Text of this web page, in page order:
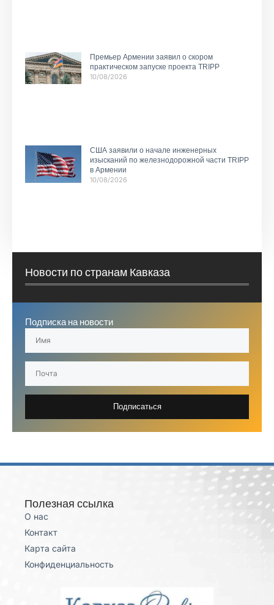
Премьер Армении заявил о скором
практическом запуске проекта TRIPP
10/08/2026
США заявили о начале инженерных
изысканий по железнодорожной части TRIPP
в Армении
10/08/2026
Новости по странам Кавказа
Подписка на новости
Подписаться
Полезная ссылка
О нас
Контакт
Карта сайта
Конфиденциальность